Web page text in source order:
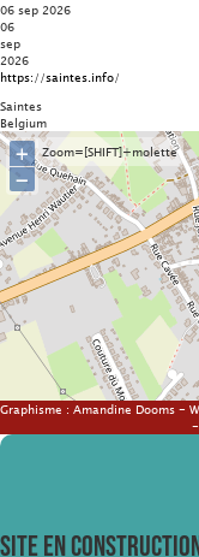
06 sep 2026
06
sep
2026
https://saintes.info/
Saintes
Belgium
Zoom=[SHIFT]+molette
+
−
Graphisme : Amandine Dooms -
-
SITE EN